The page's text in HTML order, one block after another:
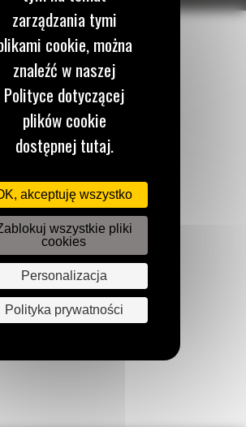
W KONTAKCIE
Zadzwoń do nas
122 100 122
Napisz do nas
WYŚLIJ WIADOMOŚĆ
zarządzania tymi
cookie, można
znaleźć w naszej
Polityce dotyczącej
plików cookie
dostępnej tutaj.
akceptuję wszystko
wszystkie pliki
cookies
Personalizacja
Polityka prywatności